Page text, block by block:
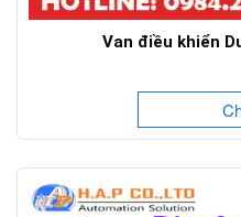
Van điều khiển